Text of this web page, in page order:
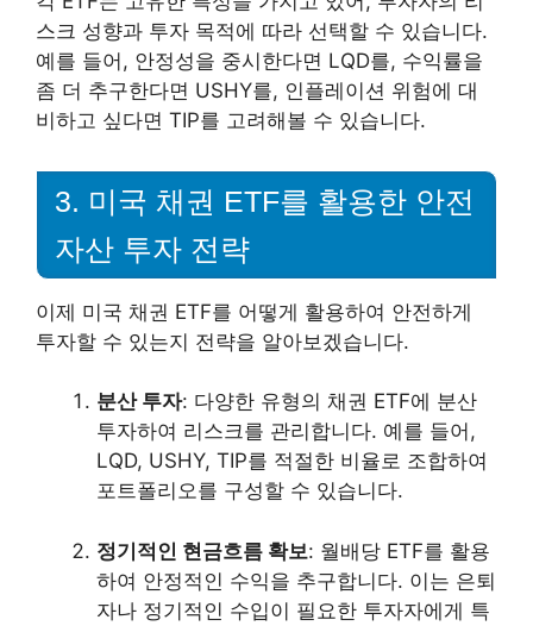
스크 성향과 투자 목적에 따라 선택할 수 있습니다.
예를 들어, 안정성을 중시한다면 LQD를, 수익률을
좀 더 추구한다면 USHY를, 인플레이션 위험에 대
비하고 싶다면 TIP를 고려해볼 수 있습니다.
3. 미국 채권 ETF를 활용한 안전
자산 투자 전략
이제 미국 채권 ETF를 어떻게 활용하여 안전하게
투자할 수 있는지 전략을 알아보겠습니다.
분산 투자: 다양한 유형의 채권 ETF에 분산
투자하여 리스크를 관리합니다. 예를 들어,
LQD, USHY, TIP를 적절한 비율로 조합하여
포트폴리오를 구성할 수 있습니다.
정기적인 현금흐름 확보: 월배당 ETF를 활용
하여 안정적인 수익을 추구합니다. 이는 은퇴
자나 정기적인 수입이 필요한 투자자에게 특